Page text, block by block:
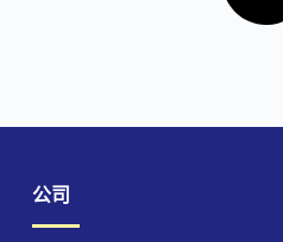
公司